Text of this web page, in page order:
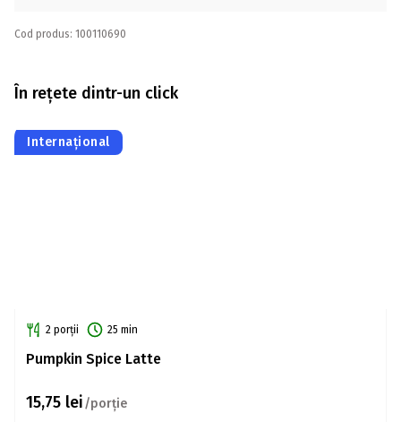
Cod produs: 100110690
În rețete dintr-un click
Internațional
2 porții 25 min
Pumpkin Spice Latte
15,75 lei/porție